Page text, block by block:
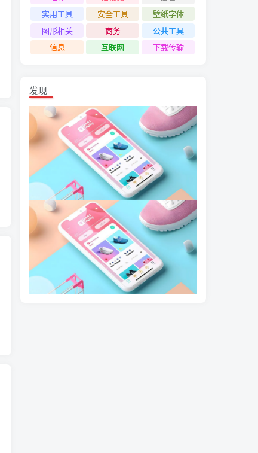
实用工具
安全工具
壁纸字体
图形相关
商务
公共工具
信息
互联网 下载传输
发现